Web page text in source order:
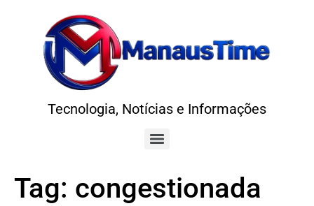
Tecnologia, Notícias e Informações
Tag: congestionada